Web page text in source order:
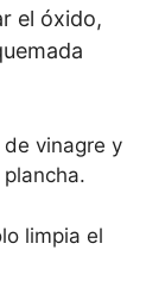
el óxido,
vinagre y
limpia el